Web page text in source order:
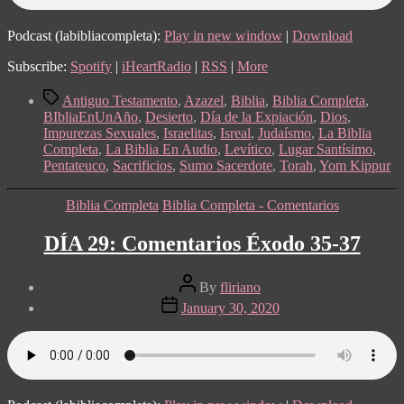
18
Podcast (labibliacompleta): Play in new window | Download
Subscribe: Spotify | iHeartRadio | RSS | More
TagsAntiguo Testamento, Azazel, Biblia, Biblia Completa,
BIbliaEnUnAño, Desierto, Día de la Expiación, Dios,
Impurezas Sexuales, Israelitas, Isreal, Judaísmo, La Biblia
Completa, La Biblia En Audio, Levítico, Lugar Santísimo,
Pentateuco, Sacrificios, Sumo Sacerdote, Torah, Yom Kippur
Categories
Biblia Completa Biblia Completa - Comentarios
DÍA 29: Comentarios Éxodo 35-37
Post
author
By fliriano
Post
date
January 30, 2020